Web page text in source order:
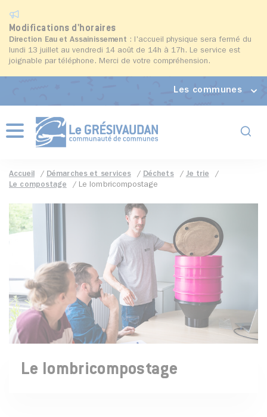
Modifications d'horaires
Direction Eau et Assainissement : l'accueil physique sera fermé du
lundi 13 juillet au vendredi 14 août de 14h à 17h. Le service est
joignable par téléphone. Merci de votre compréhension.
Les communes
Menu
Accueil Démarches et services Déchets
Je trie
Le compostage
Le lombricompostage
Le lombricompostage